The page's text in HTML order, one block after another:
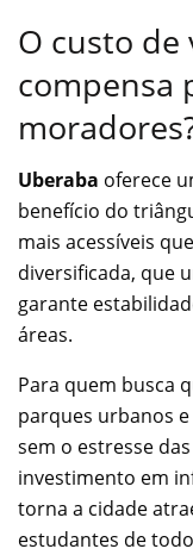
O custo de
compensa
Uberaba oferece
benefício do
mais acessíveis
diversificada, que
garante
áreas.
Para quem busca
parques urbanos
sem o estresse
investimento em
torna a cidade
estudantes de